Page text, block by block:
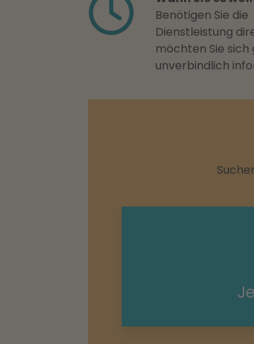
Benötigen Sie die
Dienstleistung
möchten Sie sich
unverbindlich